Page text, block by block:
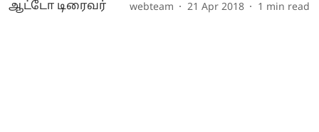
webteam 21 Apr 2018 1 min read